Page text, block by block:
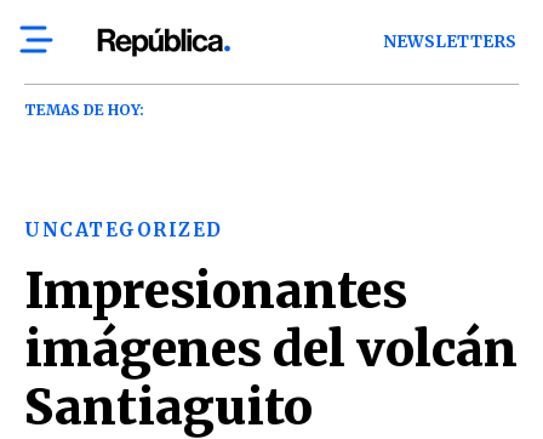
NEWSLETTERS
TEMAS DE HOY:
UNCATEGORIZED
Impresionantes
imágenes del volcán
Santiaguito